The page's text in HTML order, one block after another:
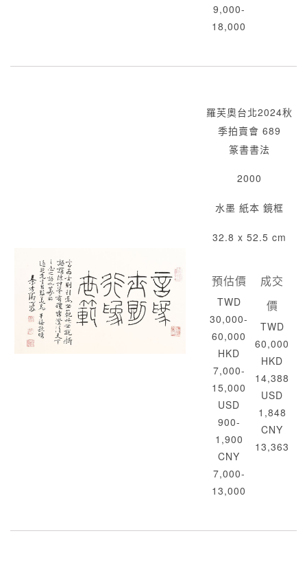
9,000-
18,000
羅芙奧台北2024秋
季拍賣會 689
篆書書法
2000
水墨 紙本 鏡框
32.8 x 52.5 cm
預估價
TWD
30,000-
60,000
HKD
7,000-
15,000
USD
900-
1,900
CNY
7,000-
13,000
成交
價
TWD
60,000
HKD
14,388
USD
1,848
CNY
13,363